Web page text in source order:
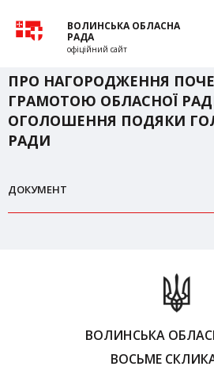
ВОЛИНСЬКА ОБЛАСНА
РАДА
офіційний сайт
ПРО НАГОРОДЖЕННЯ
ГРАМОТОЮ ОБЛАСНОЇ
ОГОЛОШЕННЯ ПОДЯКИ
РАДИ
ДОКУМЕНТ
ВОЛИНСЬКА
ВОСЬМЕ